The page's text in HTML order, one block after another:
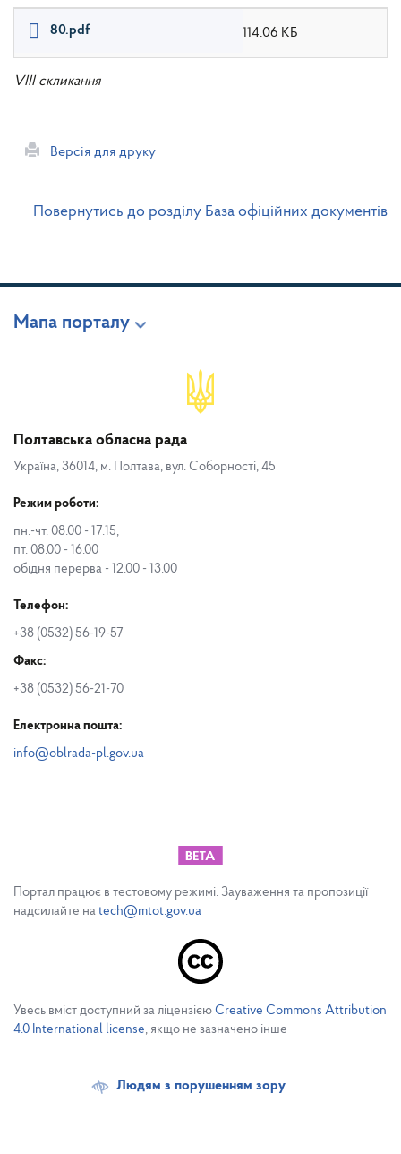
80.pdf 114.06 КБ
VIII скликання
Версія для друку
Повернутись до розділу База офіційних документів
Мапа порталу
Полтавська обласна рада
Україна, 36014, м. Полтава, вул. Соборності, 45
Режим роботи:
пн.-чт. 08.00 - 17.15,
пт. 08.00 - 16.00
обідня перерва - 12.00 - 13.00
Телефон:
+38 (0532) 56-19-57
Факс:
+38 (0532) 56-21-70
Електронна пошта:
info@oblrada-pl.gov.ua
Портал працює в тестовому режимі. Зауваження та пропозиції
надсилайте на tech@mtot.gov.ua
Увесь вміст доступний за ліцензією Creative Commons Attribution
4.0 International license, якщо не зазначено інше
Людям з порушенням зору